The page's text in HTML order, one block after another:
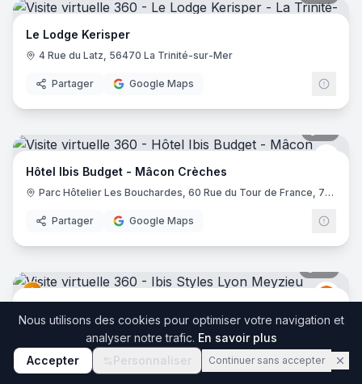
Le Lodge Kerisper
4 Rue du Latz, 56470 La Trinité-sur-Mer
Partager Google Maps
Ibis
Hôtel Ibis Budget - Mâcon Crèches
Parc Hôtelier Les Bouchardes, 60 Rue du Tour de France, 71570 Chaintré
Partager Google Maps
Ibis
2 Bis Rue du 24 Avril 1915, 69330 Meyzieu
Partager Google Maps
Nous utilisons des cookies pour optimiser votre navigation et
analyser notre trafic. En savoir plus
Accepter
Personnaliser Continuer sans accepter